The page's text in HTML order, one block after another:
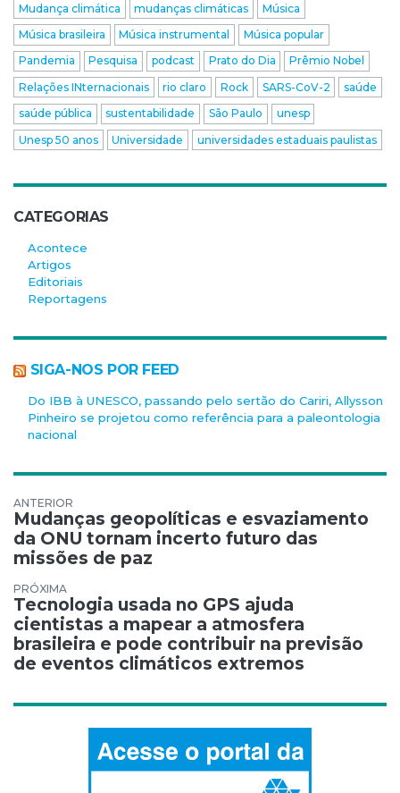
Mudança climática
mudanças climáticas
Música
Música brasileira
Música instrumental
Música popular
Pandemia
Pesquisa podcast Prato do Dia
Prêmio Nobel
Relações INternacionais
rio claro Rock SARS-CoV-2
saúde
saúde pública
sustentabilidade São Paulo
unesp
Unesp 50 anos
Universidade universidades estaduais paulistas
CATEGORIAS
Acontece
Artigos
Editoriais
Reportagens
SIGA-NOS POR FEED
Do IBB à UNESCO, passando pelo sertão do Cariri, Allysson
Pinheiro se projetou como referência para a paleontologia
nacional
Navegação de Post
Mudanças geopolíticas e esvaziamento
da ONU tornam incerto futuro das
missões de paz
Tecnologia usada no GPS ajuda
cientistas a mapear a atmosfera
brasileira e pode contribuir na previsão
de eventos climáticos extremos